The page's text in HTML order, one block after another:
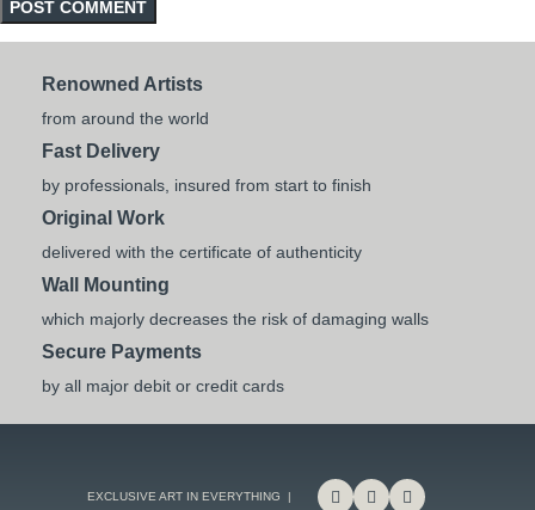
Renowned Artists
from around the world
Fast Delivery
by professionals, insured from start to finish
Original Work
delivered with the certificate of authenticity
Wall Mounting
which majorly decreases the risk of damaging walls
Secure Payments
by all major debit or credit cards
EXCLUSIVE ART IN EVERYTHING |